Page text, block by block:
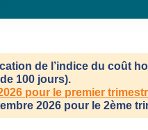
de l’indice du coût
100 jours).
pour le premier
2026 pour le 2ème